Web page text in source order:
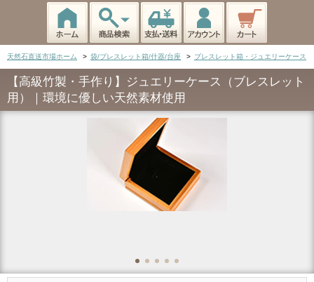
天然石直送市場ホーム > 袋/ブレスレット箱/什器/台座 > ブレスレット箱・ジュエリーケース
【高級竹製・手作り】ジュエリーケース（ブレスレット
用）｜環境に優しい天然素材使用